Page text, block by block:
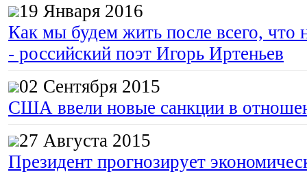
19 Января 2016
Как мы будем жить после всего, что
- российский поэт Игорь Иртеньев
02 Сентября 2015
США ввели новые санкции в
27 Августа 2015
Президент прогнозирует